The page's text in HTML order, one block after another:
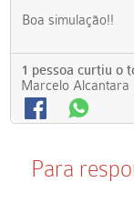
Boa simulação!!
1 pessoa curtiu o
Marcelo Alcantara
Para